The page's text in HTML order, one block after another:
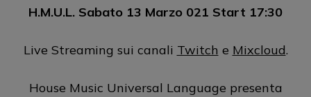
H.M.U.L. Sabato 13 Marzo 021 Start 17:30
Live Streaming sui canali Twitch e Mixcloud.
House Music Universal Language presenta